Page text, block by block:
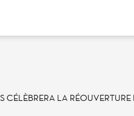
CÉLÈBRERA LA